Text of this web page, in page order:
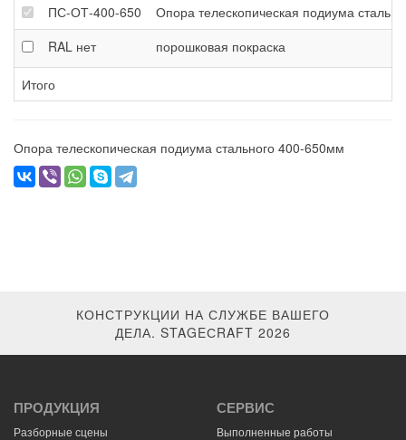
ПС-ОТ-400-650
Опора телескопическая подиума
RAL нет порошковая покраска
Итого
Опора телескопическая подиума стального 400-650мм
КОНСТРУКЦИИ НА СЛУЖБЕ ВАШЕГО
ДЕЛА. STAGEСRAFT 2026
ПРОДУКЦИЯ
Разборные сцены
СЕРВИС
Выполненные работы